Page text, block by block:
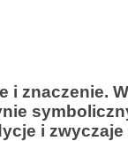
znaczenie.
i zwyczaje